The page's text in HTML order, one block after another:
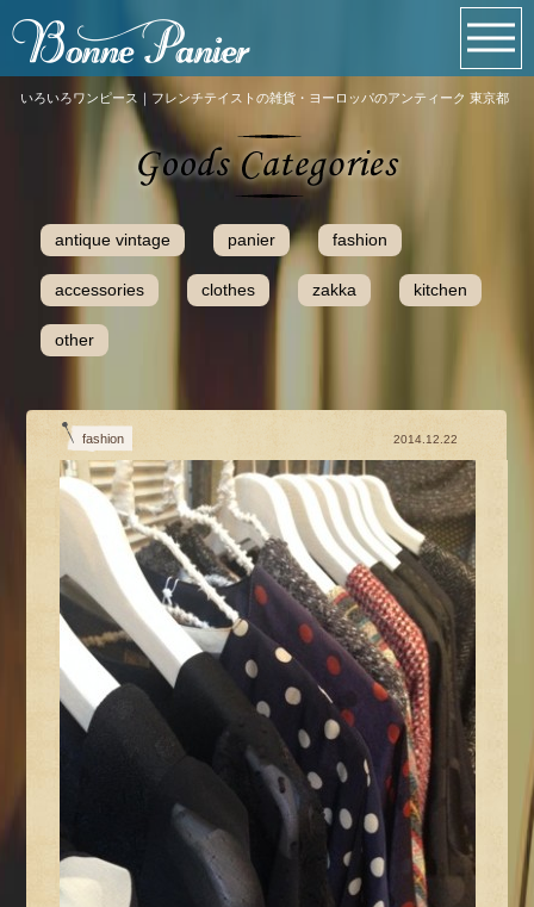
いろいろワンピース｜フレンチテイストの雑貨・ヨーロッパのアンティーク 東京都
antique vintage panier fashion
accessories clothes zakka kitchen
other
fashion 2014.12.22